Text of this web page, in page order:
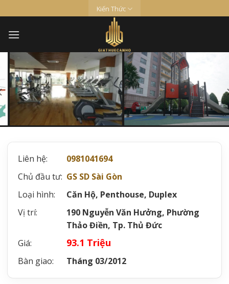
to
content
Kiến Thức
Liên hệ:
0981041694
Chủ đầu tư: GS SD Sài Gòn
Loại hình:
Căn Hộ, Penthouse, Duplex
Vị trí:
190 Nguyễn Văn Hưởng, Phường
Thảo Điền, Tp. Thủ Đức
Giá:
93.1 Triệu
Bàn giao: Tháng 03/2012
Tiện Ích